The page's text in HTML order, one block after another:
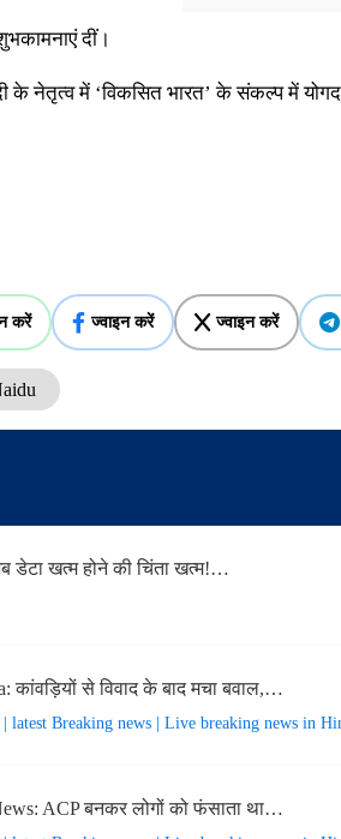
दीं।
के नेतृत्व में ‘विकसित भारत’ के संकल्प में
करें ज्वाइन करें ज्वाइन करें
डेटा खत्म होने की चिंता खत्म!…
कांवड़ियों से विवाद के बाद मचा बवाल,…
latest Breaking news | Live breaking news in
ACP बनकर लोगों को फंसाता था…